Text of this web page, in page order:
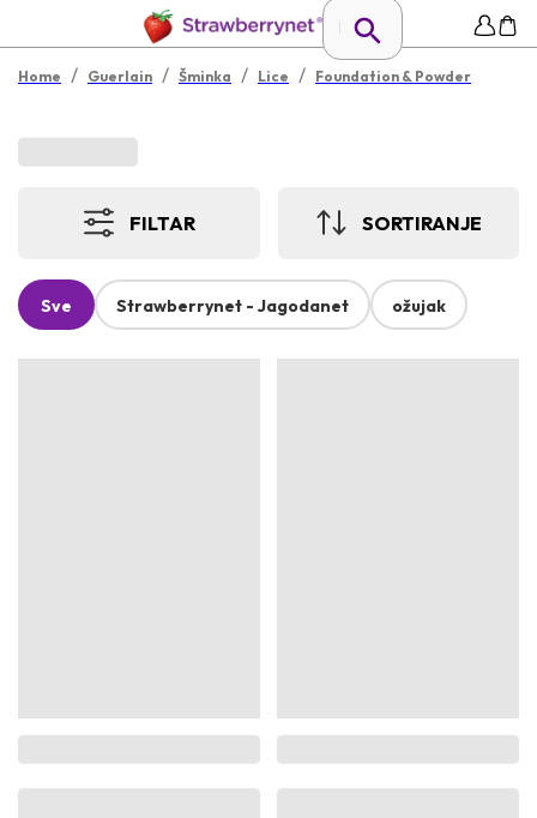
Home / Guerlain / Šminka / Lice / Foundation & Powder
FILTAR SORTIRANJE
Sve Strawberrynet - Jagodanet ožujak